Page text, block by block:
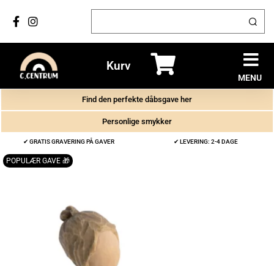
Kurv
MENU
Find den perfekte dåbsgave her
Personlige smykker
✔ GRATIS GRAVERING PÅ GAVER ✔ LEVERING: 2-4 DAGE
POPULÆR GAVE 🎁